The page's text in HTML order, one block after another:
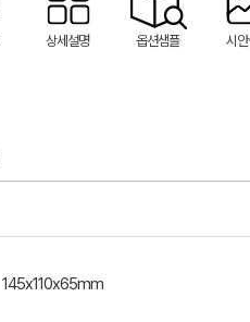
상세설명 옵션샘플 시
145x110x65mm